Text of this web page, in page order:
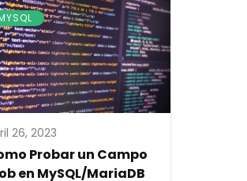
26, 2023
Probar un Campo
en MySQL/MariaDB